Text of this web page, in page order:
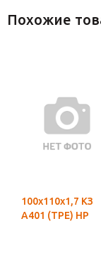
Похожие
100х110х1,7 КЗ
А401 (ТРЕ) НР